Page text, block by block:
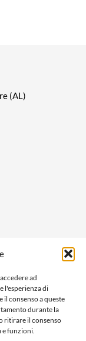
ad
l'esperienza di
consenso a queste
durante la
ritirare il consenso
e funzioni.
(AL)